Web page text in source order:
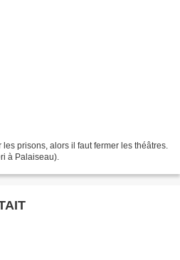
prisons, alors il faut fermer les théâtres.
à Palaiseau).